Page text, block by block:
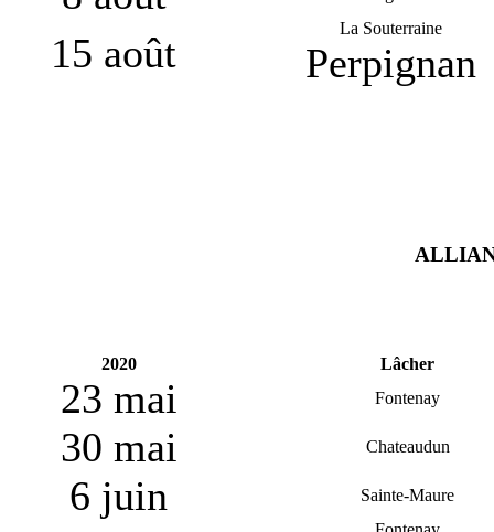
15 août
La Souterraine
Perpignan
2020 Lâcher
23 mai Fontenay
30 mai Chateaudun
6 juin Sainte-Maure